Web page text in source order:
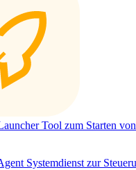
Tool zum Starten
Systemdienst zur